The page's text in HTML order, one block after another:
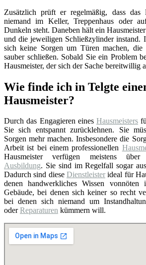
Zusätzlich prüft er regelmäßig, dass
niemand im Keller, Treppenhaus oder
Dunkeln steht. Daneben hält ein
und die jeweiligen Schließzylinder instand.
sich keine Sorgen um Türen machen, die
sauber schließen. Sobald Sie ein Problem
Hausmeister, der sich der Sache bereitwillig
Wie finde ich in Telgte
Hausmeister?
Durch das Engagieren eines Hausmeisters
Sie sich entspannt zurücklehnen. Sie
Sorgen mehr machen. Insbesondere die
Arbeit ist bei einem professionellen
Hausmeister verfügen meistens über
Ausbildung. Sie sind im Regelfall sogar
Dadurch sind diese Dienstleister ideal für
denen handwerkliches Wissen vonnöten
Gebäude, bei denen sich keiner so recht
bei denen sich niemand um
oderReparaturen kümmern will.